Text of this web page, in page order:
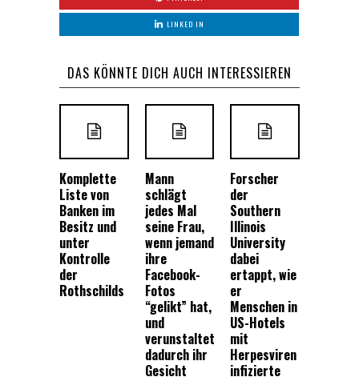
LINKED IN
DAS KÖNNTE DICH AUCH INTERESSIEREN
Komplette
Liste von
Banken im
Besitz und
unter
Kontrolle
der
Rothschilds
Mann
schlägt
jedes Mal
seine Frau,
wenn jemand
ihre
Facebook-
Fotos
“gelikt” hat,
und
verunstaltet
dadurch ihr
Gesicht
Forscher
der
Southern
Illinois
University
dabei
ertappt, wie
er
Menschen in
US-Hotels
mit
Herpesviren
infizierte